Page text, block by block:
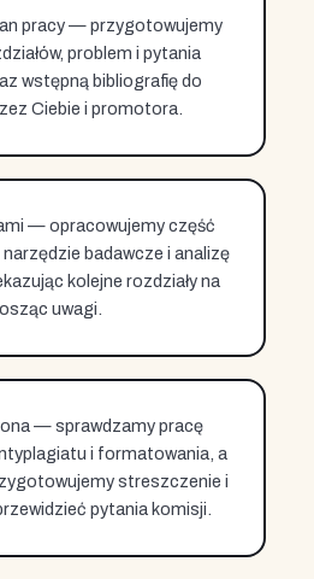
pracy — przygotowujemy
problem i pytania
wstępną bibliografię do
Ciebie i promotora.
— opracowujemy część
badawcze i analizę
kolejne rozdziały na
uwagi.
— sprawdzamy pracę
i formatowania, a
streszczenie i
pytania komisji.